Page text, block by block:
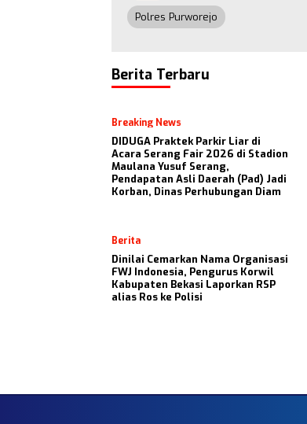
Polres Purworejo
Berita Terbaru
Breaking News
DIDUGA Praktek Parkir Liar di
Acara Serang Fair 2026 di Stadion
Maulana Yusuf Serang,
Pendapatan Asli Daerah (Pad) Jadi
Korban, Dinas Perhubungan Diam
Berita
Dinilai Cemarkan Nama Organisasi
FWJ Indonesia, Pengurus Korwil
Kabupaten Bekasi Laporkan RSP
alias Ros ke Polisi